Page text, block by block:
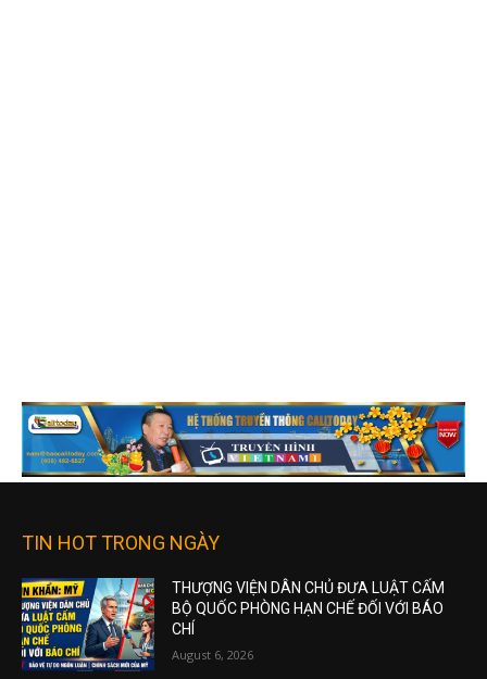
TIN HOT TRONG NGÀY
THƯỢNG VIỆN DÂN CHỦ ĐƯA LUẬT CẤM
BỘ QUỐC PHÒNG HẠN CHẾ ĐỐI VỚI BÁO
CHÍ
August 6, 2026